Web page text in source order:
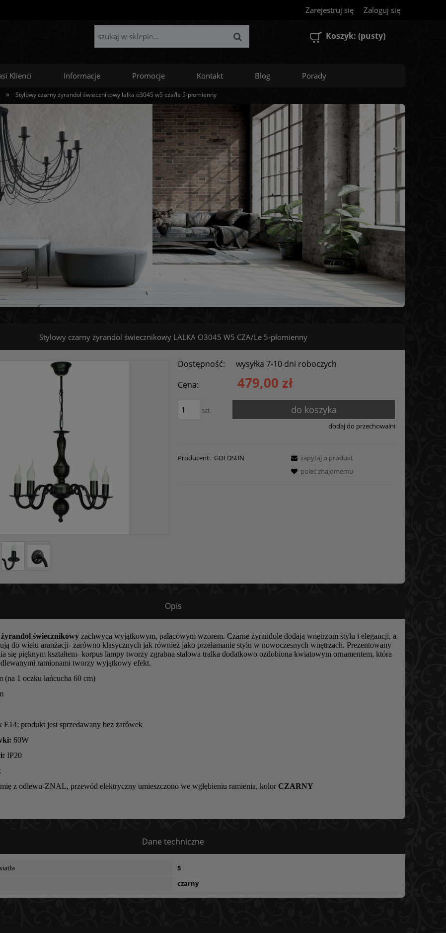
Zarejestruj się Zaloguj się
Koszyk: (pusty)
Klienci Informacje Promocje Kontakt Blog Porady
» Stylowy czarny żyrandol świecznikowy lalka o3045 w5 cza/le 5-płomienny
Stylowy czarny żyrandol świecznikowy LALKA O3045 W5 CZA/Le 5-płomienny
Dostępność:
wysyłka 7-10 dni roboczych
Cena:
479,00 zł
szt. do koszyka
dodaj do przechowalni
Producent: GOLDSUN
zapytaj o produkt
poleć znajomemu
Opis
świecznikowy zachwyca wyjątkowym, pałacowym wzorem. Czarne żyrandole dodają wnętrzom stylu i elegancji, a
do wielu aranżacji- zarówno klasycznych jak również jako przełamanie stylu w nowoczesnych wnętrzach. Prezentowany
się pięknym kształtem- korpus lampy tworzy zgrabna stalowa tralka dodatkowo ozdobiona kwiatowym ornamentem, która
ramionami tworzy wyjątkowy efekt.
(na 1 oczku łańcucha 60 cm)
E14; produkt jest sprzedawany bez żarówek
60W
IP20
z odlewu-ZNAL, przewód elektryczny umieszczono we wgłębieniu ramienia, kolor CZARNY
Dane techniczne
5
czarny